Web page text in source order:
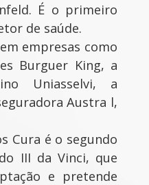
É o primeiro
de saúde.
empresas como
Burguer King, a
Uniasselvi, a
Austra l,
Cura é o segundo
III da Vinci, que
e pretende